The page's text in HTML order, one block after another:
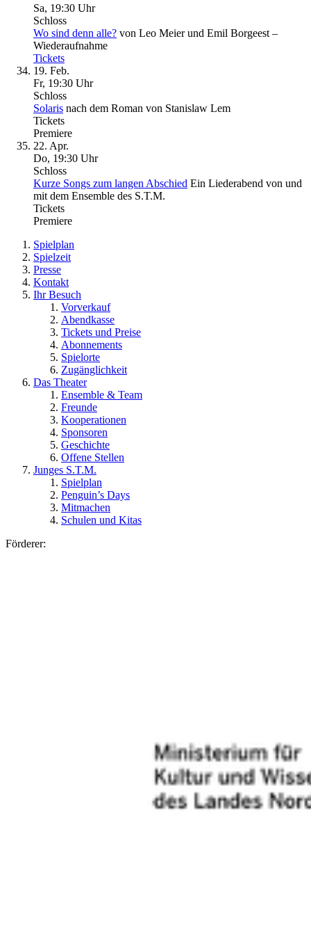
Sa, 19:30 Uhr
Schloss
Wo sind denn alle? von Leo Meier und Emil Borgeest –
Wiederaufnahme
Tickets
19. Feb.
Fr, 19:30 Uhr
Schloss
Solaris nach dem Roman von Stanislaw Lem
Tickets
Premiere
22. Apr.
Do, 19:30 Uhr
Schloss
Kurze Songs zum langen Abschied Ein Liederabend von und
mit dem Ensemble des S.T.M.
Tickets
Premiere
Spielplan
Spielzeit
Presse
Kontakt
Ihr Besuch
Vorverkauf
Abendkasse
Tickets und Preise
Abonnements
Spielorte
Zugänglichkeit
Das Theater
Ensemble & Team
Freunde
Kooperationen
Sponsoren
Geschichte
Offene Stellen
Junges S.T.M.
Spielplan
Penguin’s Days
Mitmachen
Schulen und Kitas
Förderer: